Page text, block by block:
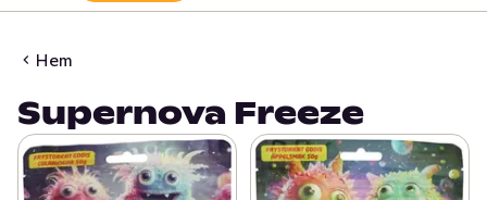
Hem
Supernova Freeze